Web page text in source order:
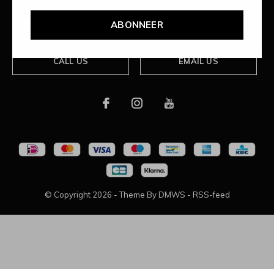
ABONNEER
CALL US EMAIL US
© Copyright 2026 - Theme By DMWS - RSS-feed